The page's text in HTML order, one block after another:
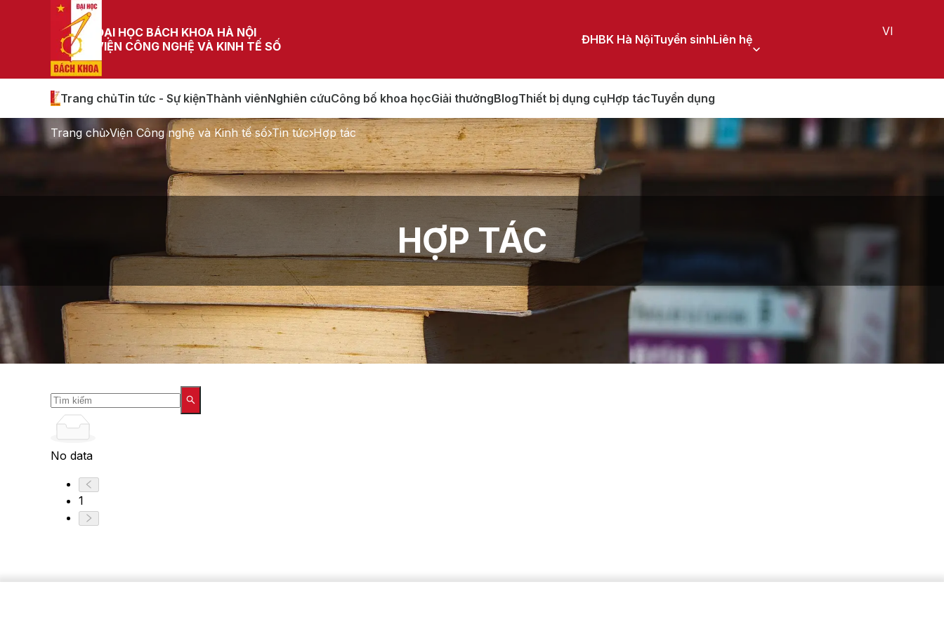
ĐẠI HỌC BÁCH KHOA HÀ NỘI
VIỆN CÔNG NGHỆ VÀ KINH TẾ SỐ
ĐHBK Hà NộiTuyển sinhLiên hệ
VI
Trang chủTin tức - Sự kiệnThành viênNghiên cứuCông bố khoa họcGiải thưởngBlogThiết bị dụng cụHợp tácTuyển dụng
HỢP TÁC
Trang chủ Viện Công nghệ và Kinh tế số Tin tức Hợp tác
No data
1